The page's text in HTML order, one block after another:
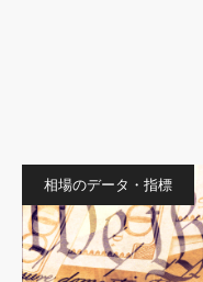
相場のデータ・指標